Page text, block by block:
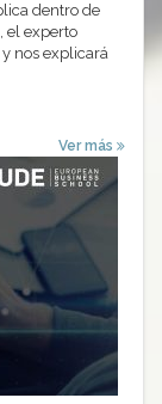
dentro de
el experto
nos explicará
Ver más